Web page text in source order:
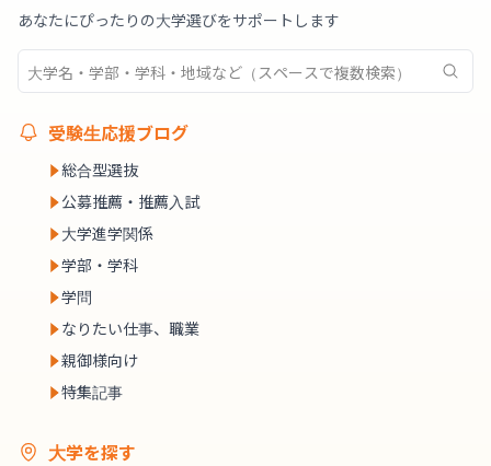
あなたにぴったりの大学選びをサポートします
受験生応援ブログ
総合型選抜
公募推薦・推薦入試
大学進学関係
学部・学科
学問
なりたい仕事、職業
親御様向け
特集記事
大学を探す